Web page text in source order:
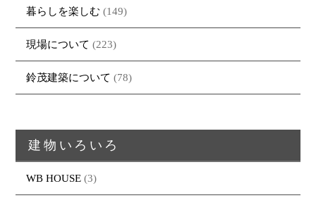
暮らしを楽しむ (149)
現場について (223)
鈴茂建築について (78)
建物いろいろ
WB HOUSE (3)
会社案内
採用情報
・CUSTOM
ORDER
・REFORM